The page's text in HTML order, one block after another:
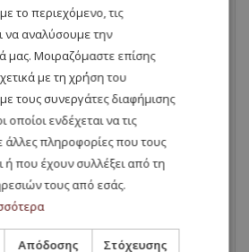
-Βουλγαρία-ιατρική-
Βουλγαρία-ιατρική-
εξωτερικό-ιατρική-στο-
στο-εξωτερικό-στη-
το περιεχόμενο, τις
να αναλύσουμε την
μας. Μοιραζόμαστε επίσης
με τη χρήση του
τους συνεργάτες διαφήμισης
οποίοι ενδέχεται να τις
πληροφορίες που τους
ή που έχουν συλλέξει από τη
τους από εσάς.
Απόδοσης Στόχευσης